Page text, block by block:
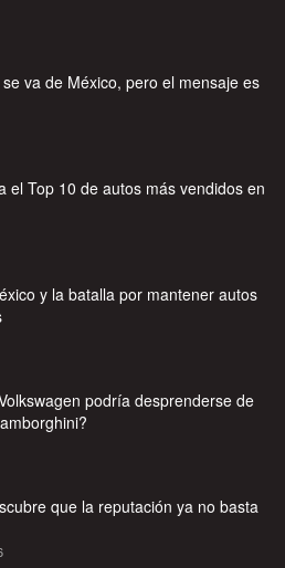
va de México, pero el mensaje es
el Top 10 de autos más vendidos en
y la batalla por mantener autos
podría desprenderse de
que la reputación ya no basta